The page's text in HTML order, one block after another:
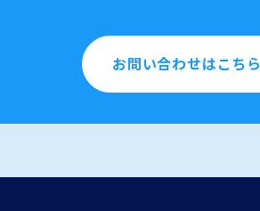
お問い合わせはこちら